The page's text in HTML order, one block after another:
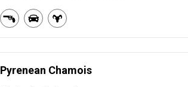
Pyrenean Chamois